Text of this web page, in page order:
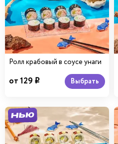
Ролл крабовый в соусе унаги
от 129 i Выбрать